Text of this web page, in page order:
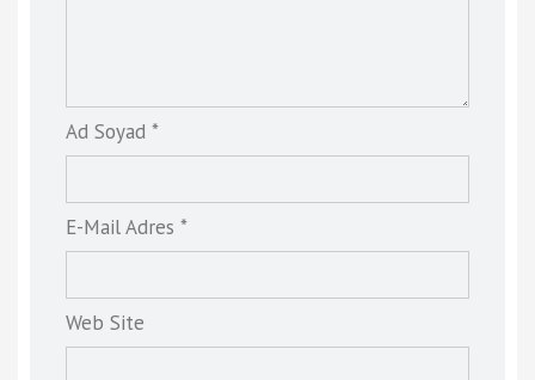
Ad Soyad *
E-Mail Adres *
Web Site